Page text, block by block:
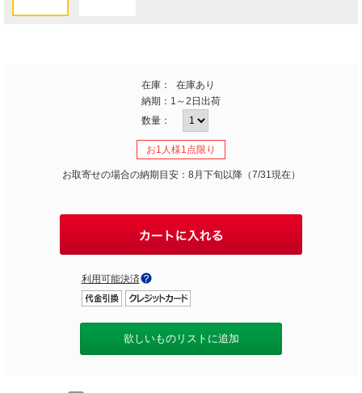
在庫：
在庫あり
納期： 1～2日出荷
数量：
お1人様1点限り
お取寄せの場合の納期目安：8月下旬以降（7/31現在）
利用可能決済
欲しいものリストに追加